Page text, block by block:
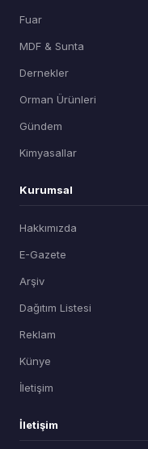
Fuar
MDF & Sunta
Dernekler
Orman Ürünleri
Gündem
Kimyasallar
Kurumsal
Hakkımızda
E-Gazete
Arşiv
Dağıtım Listesi
Reklam
Künye
İletişim
İletişim